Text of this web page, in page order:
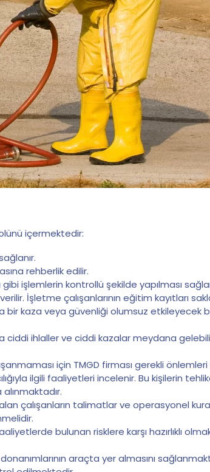
içermektedir:
rehberlik edilir.
işlemlerin kontrollü şekilde yapılması
İşletme çalışanlarının eğitim kayıtları
bir kaza veya güvenliği olumsuz etkileyecek
ciddi ihlaller ve ciddi kazalar meydana
için TMGD firması gerekli önlemleri
ilgili faaliyetleri incelenir. Bu kişilerin
çalışanların talimatlar ve operasyonel
bulunan risklere karşı hazırlıklı
araçta yer almasını